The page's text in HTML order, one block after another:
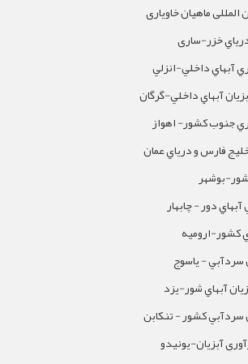
ماهیان خاویاری
خزر-ساری
آبهاي داخلي-انزلي
آبهاي داخلي-گرگان
جنوب کشور- اهواز
فارس و درياي عمان
بوشهر
دور - چابهار
کشور-ارومیه
سردآبي - ياسوج
آبهاي شور-یزد
سردآبي کشور - تنکابن
آبزیان-یونیدو